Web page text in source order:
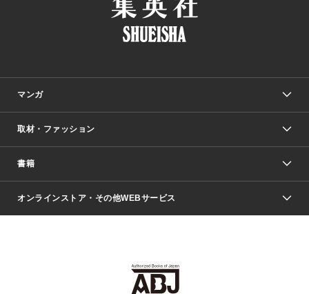
マンガ
少年マンガ
Vジャンプ
週刊ヤングジャンプ
少女マンガ
取材・ファッション
Seventeen
芸能・情報・スポーツ
書籍
文芸・文庫・総合
ライトノベル・ノベライズ
オンラインストア・その他WEBサービス
SHUEISHA MANGA-ART HERITAGE